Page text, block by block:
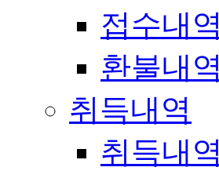
접수내역
환불내역
취득내역
취득내역